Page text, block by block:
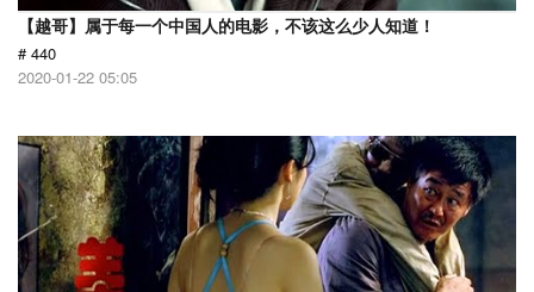
【越哥】属于每一个中国人的电影，不该这么少人知道！
# 440
2020-01-22 05:05